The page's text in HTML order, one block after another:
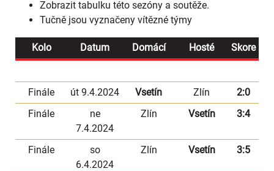
Zobrazit tabulku této sezóny a soutěže.
Tučně jsou vyznačeny vítězné týmy
Kolo Datum Domácí Hosté Skore
Finále út 9.4.2024 Vsetín Zlín
2:0
Finále
ne
7.4.2024
Zlín Vsetín 3:4
Finále
so
6.4.2024
Zlín Vsetín 3:5